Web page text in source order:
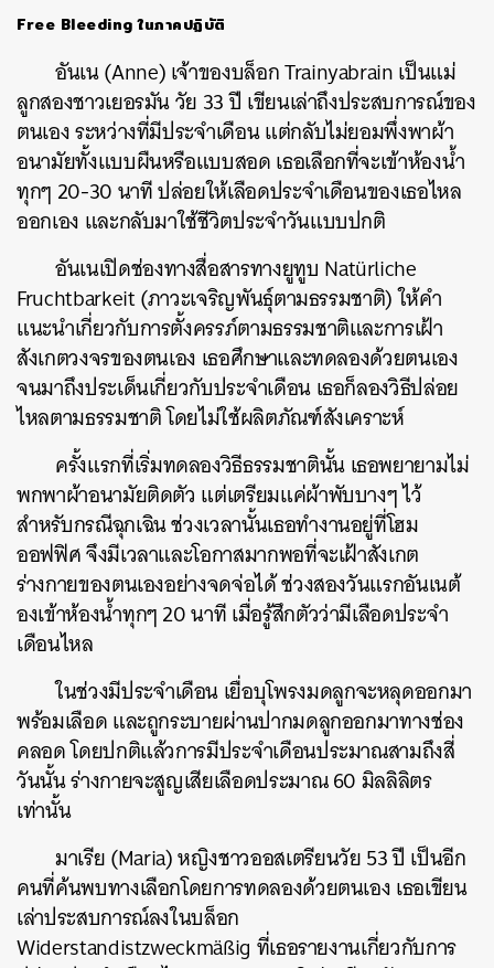
Free Bleeding ในภาคปฏิบัติ
อันเน (Anne) เจ้าของบล็อก Trainyabrain เป็นแม่
ลูกสองชาวเยอรมัน วัย 33 ปี เขียนเล่าถึงประสบการณ์ของ
ตนเอง ระหว่างที่มีประจำเดือน แต่กลับไม่ยอมพึ่งพาผ้า
อนามัยทั้งแบบผืนหรือแบบสอด เธอเลือกที่จะเข้าห้องน้ำ
ทุกๆ 20-30 นาที ปล่อยให้เลือดประจำเดือนของเธอไหล
ออกเอง และกลับมาใช้ชีวิตประจำวันแบบปกติ
อันเนเปิดช่องทางสื่อสารทางยูทูบ Natürliche
Fruchtbarkeit (ภาวะเจริญพันธุ์ตามธรรมชาติ) ให้คำ
แนะนำเกี่ยวกับการตั้งครรภ์ตามธรรมชาติและการเฝ้า
สังเกตวงจรของตนเอง เธอศึกษาและทดลองด้วยตนเอง
จนมาถึงประเด็นเกี่ยวกับประจำเดือน เธอก็ลองวิธีปล่อย
ไหลตามธรรมชาติ โดยไม่ใช้ผลิตภัณฑ์สังเคราะห์
ครั้งแรกที่เริ่มทดลองวิธีธรรมชาตินั้น เธอพยายามไม่
พกพาผ้าอนามัยติดตัว แต่เตรียมแค่ผ้าพับบางๆ ไว้
สำหรับกรณีฉุกเฉิน ช่วงเวลานั้นเธอทำงานอยู่ที่โฮม
ออฟฟิศ จึงมีเวลาและโอกาสมากพอที่จะเฝ้าสังเกต
ร่างกายของตนเองอย่างจดจ่อได้ ช่วงสองวันแรกอันเนต้
องเข้าห้องน้ำทุกๆ 20 นาที เมื่อรู้สึกตัวว่ามีเลือดประจำ
เดือนไหล
ในช่วงมีประจำเดือน เยื่อบุโพรงมดลูกจะหลุดออกมา
พร้อมเลือด และถูกระบายผ่านปากมดลูกออกมาทางช่อง
คลอด โดยปกติแล้วการมีประจำเดือนประมาณสามถึงสี่
วันนั้น ร่างกายจะสูญเสียเลือดประมาณ 60 มิลลิลิตร
เท่านั้น
มาเรีย (Maria) หญิงชาวออสเตรียนวัย 53 ปี เป็นอีก
คนที่ค้นพบทางเลือกโดยการทดลองด้วยตนเอง เธอเขียน
เล่าประสบการณ์ลงในบล็อก
Widerstandistzweckmäßig ที่เธอรายงานเกี่ยวกับการ